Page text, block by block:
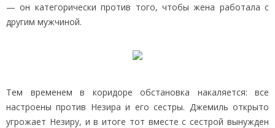
— он категорически против того, чтобы жена работала с
другим мужчиной.
Тем временем в коридоре обстановка накаляется: все
настроены против Незира и его сестры. Джемиль открыто
угрожает Незиру, и в итоге тот вместе с сестрой вынужден